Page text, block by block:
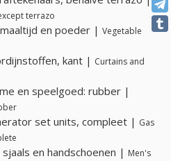
terrazo
en poeder | Vegetable
kant | Curtains and
en speelgoed: rubber |
set units, compleet | Gas
en handschoenen | Men's